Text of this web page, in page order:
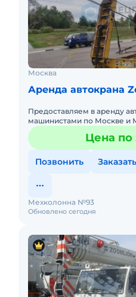
Москва
Аренда автокрана
Предоставляем в аренду
машинистами по Москве и
Любой вид аренды.
(почасовой, посменный)
Цена по
Позвонить Заказать
Обновлено сегодня
Мехколонна №93